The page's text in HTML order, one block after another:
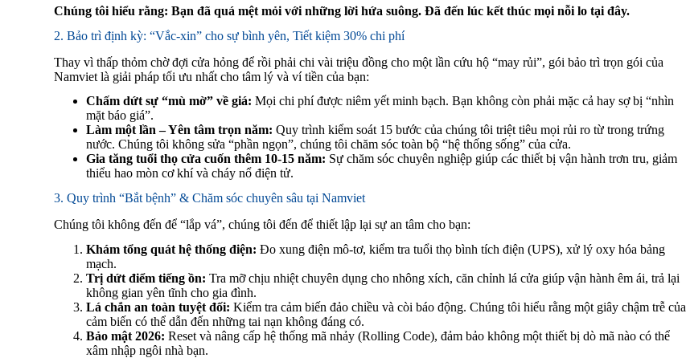
Chúng tôi hiểu rằng: Bạn đã quá mệt mỏi với những lời hứa suông. Đã đến lúc kết thúc mọi nỗi lo tại đây.
2. Bảo trì định kỳ: “Vắc-xin” cho sự bình yên, Tiết kiệm 30% chi phí
Thay vì thấp thỏm chờ đợi cửa hỏng để rồi phải chi vài triệu đồng cho một lần cứu hộ “may rủi”, gói bảo trì trọn gói của
Namviet là giải pháp tối ưu nhất cho tâm lý và ví tiền của bạn:
Chấm dứt sự “mù mờ” về giá: Mọi chi phí được niêm yết minh bạch. Bạn không còn phải mặc cả hay sợ bị “nhìn
mặt báo giá”.
Làm một lần – Yên tâm trọn năm: Quy trình kiểm soát 15 bước của chúng tôi triệt tiêu mọi rủi ro từ trong trứng
nước. Chúng tôi không sửa “phần ngọn”, chúng tôi chăm sóc toàn bộ “hệ thống sống” của cửa.
Gia tăng tuổi thọ cửa cuốn thêm 10-15 năm: Sự chăm sóc chuyên nghiệp giúp các thiết bị vận hành trơn tru, giảm
thiểu hao mòn cơ khí và cháy nổ điện tử.
3. Quy trình “Bắt bệnh” & Chăm sóc chuyên sâu tại Namviet
Chúng tôi không đến để “lắp vá”, chúng tôi đến để thiết lập lại sự an tâm cho bạn:
Khám tổng quát hệ thống điện: Đo xung điện mô-tơ, kiểm tra tuổi thọ bình tích điện (UPS), xử lý oxy hóa bảng
mạch.
Trị dứt điểm tiếng ồn: Tra mỡ chịu nhiệt chuyên dụng cho nhông xích, căn chỉnh lá cửa giúp vận hành êm ái, trả lại
không gian yên tĩnh cho gia đình.
Lá chắn an toàn tuyệt đối: Kiểm tra cảm biến đảo chiều và còi báo động. Chúng tôi hiểu rằng một giây chậm trễ của
cảm biến có thể dẫn đến những tai nạn không đáng có.
Bảo mật 2026: Reset và nâng cấp hệ thống mã nhảy (Rolling Code), đảm bảo không một thiết bị dò mã nào có thể
xâm nhập ngôi nhà bạn.